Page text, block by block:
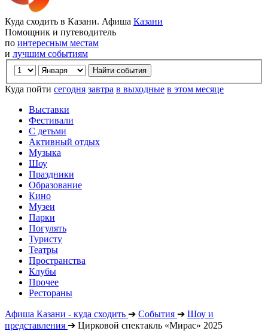
Куда сходить в Казани. Афиша Казани
Помощник и путеводитель
по интересным местам
и лучшим событиям
Куда пойти сегодня завтра в выходные в этом месяце
Выставки
Фестивали
С детьми
Активный отдых
Музыка
Шоу
Праздники
Образование
Кино
Музеи
Парки
Погулять
Туристу
Театры
Пространства
Клубы
Прочее
Рестораны
Афиша Казани - куда сходить ➔ События ➔ Шоу и
представления ➔ Цирковой спектакль «Мирас» 2025